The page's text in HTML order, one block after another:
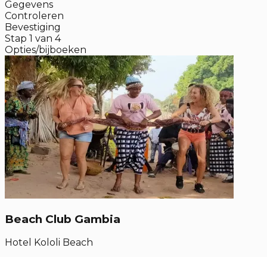
Gegevens
Controleren
Bevestiging
Stap 1 van 4
Opties/bijboeken
Beach Club Gambia
Hotel Kololi Beach